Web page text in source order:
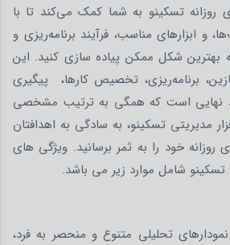
روزانه تسکینو به شما کمک می‌کند تا با
و ابزارهای مناسب، فرآیند برنامه‌ریزی و
بهترین شکل ممکن پیاده سازی کنید. این
برنامه‌ریزی، تخصیص کارها، پیگیری
نهایی است که همگی به ترتیب مشخصی
مدیریتی تسکینو، به ‌سادگی به اهدافتان
روزانه خود را به ثمر برسانید. ویژگی های
تسکینو شامل موارد زیر می باشد.
تحلیلی متنوع و منحصر به فرد،